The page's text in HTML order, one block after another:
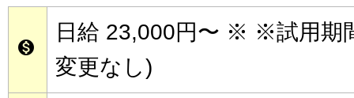

日給 23,000円〜 ※ ※試用期
変更なし)